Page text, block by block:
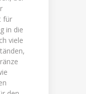
für
in die
viele